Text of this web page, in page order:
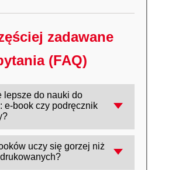
zadawane
(FAQ)
lepsze do nauki do
e-book czy podręcznik
najlepiej sprawdza się
obu: e-book do szybkiego
i nauki ,,w biegu", a papier
uczy się gorzej niż